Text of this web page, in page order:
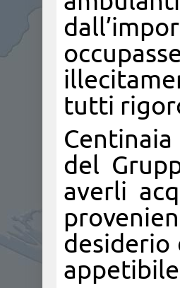
tutti
del
averli
desiderio